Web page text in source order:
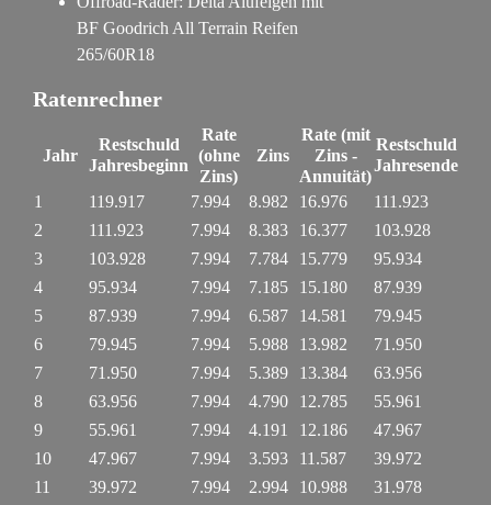
BF Goodrich All Terrain Reifen
265/60R18
Ratenrechner
Jahr
Restschuld
Jahresbeginn
Rate
(ohne
Zins)
Zins
Rate (mit
Zins -
Annuität)
Restschuld
Jahresende
1
119.917 7.994 8.982 16.976
111.923
2
111.923 7.994 8.383 16.377
103.928
3
103.928 7.994 7.784 15.779
95.934
4
95.934 7.994 7.185 15.180
87.939
5
87.939 7.994 6.587 14.581
79.945
6
79.945 7.994 5.988 13.982
71.950
7
71.950 7.994 5.389 13.384
63.956
8
63.956 7.994 4.790 12.785
55.961
9
55.961 7.994 4.191 12.186
47.967
10
47.967 7.994 3.593 11.587
39.972
11
39.972 7.994 2.994 10.988
31.978